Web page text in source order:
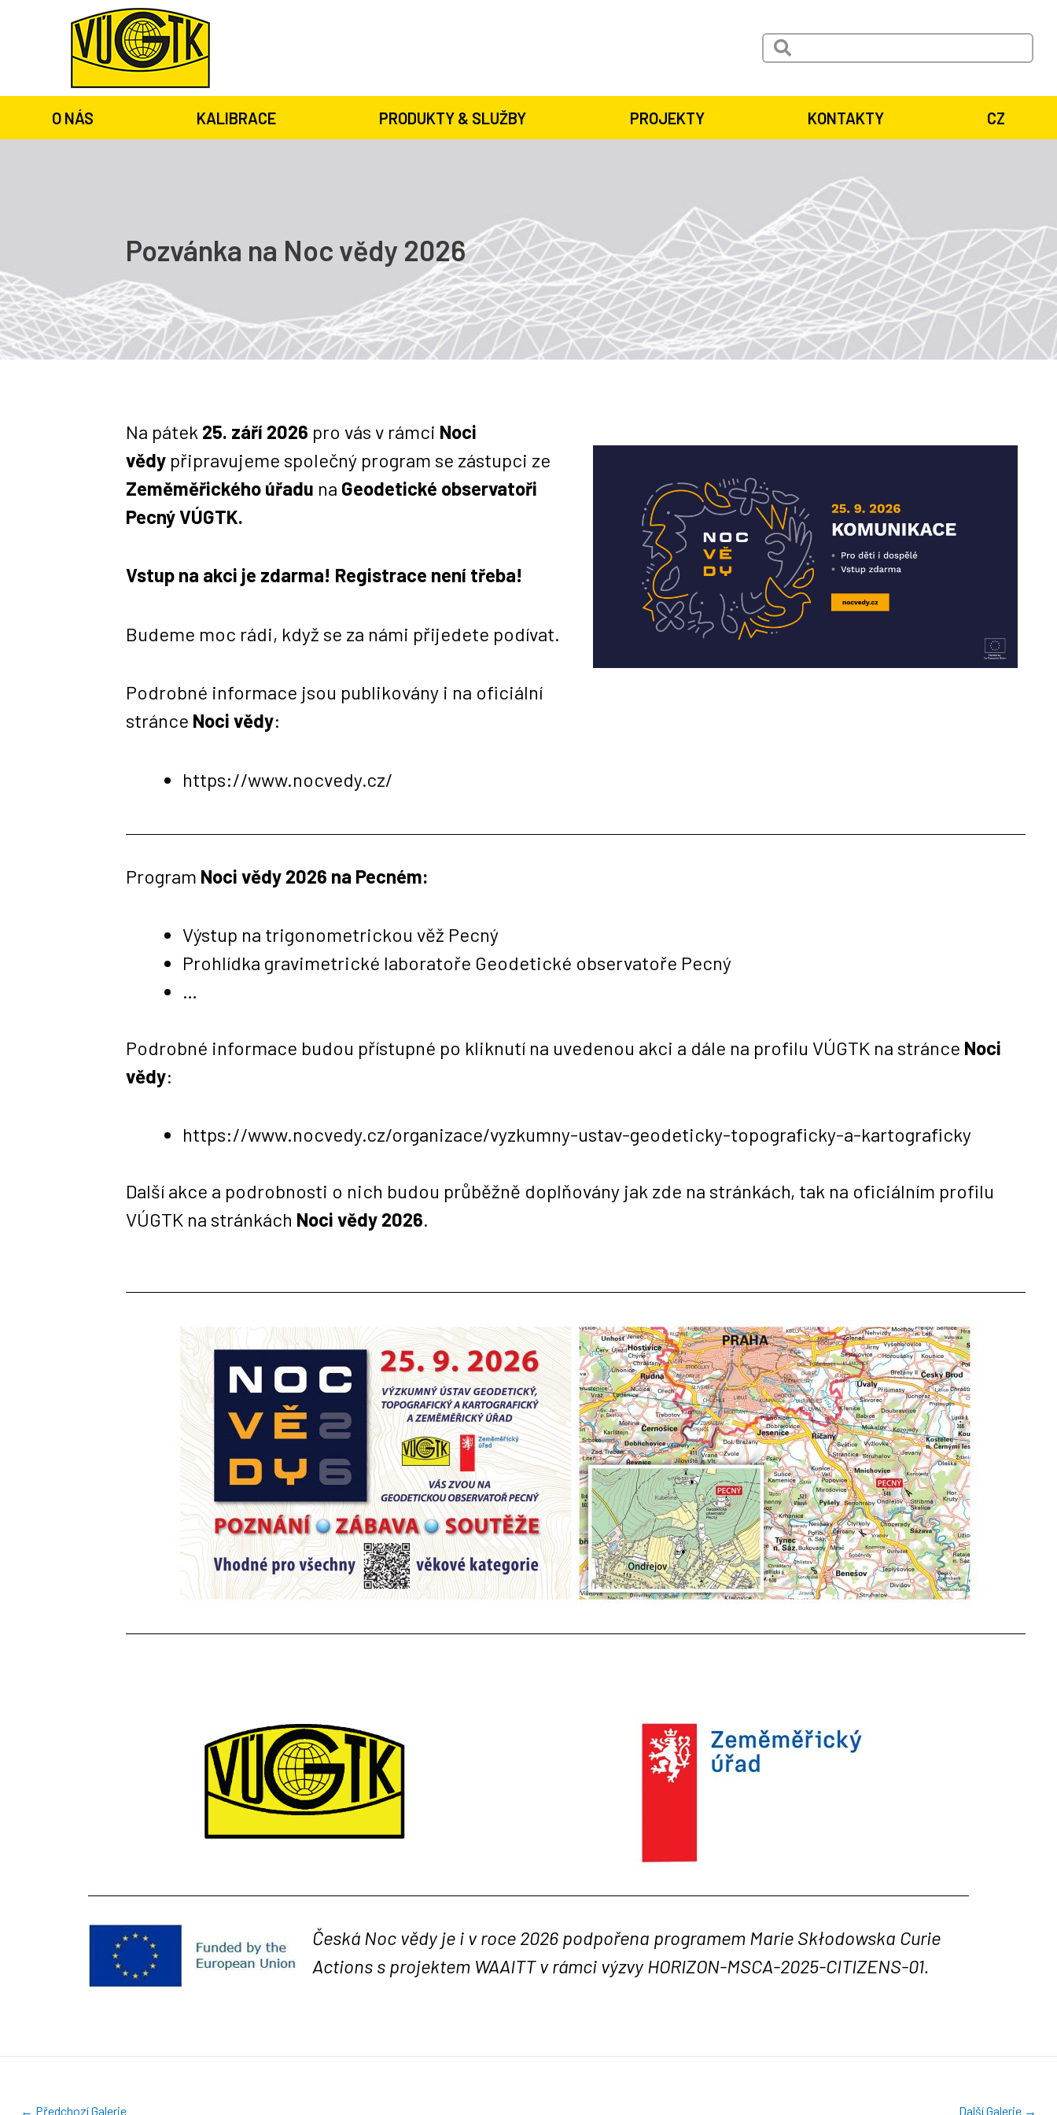
O NÁS KALIBRACE PRODUKTY & SLUŽBY PROJEKTY KONTAKTY CZ
Pozvánka na Noc vědy 2026
Na pátek 25. září 2026 pro vás v rámci Noci
vědy připravujeme společný program se zástupci ze
Zeměměřického úřadu na Geodetické observatoři
Pecný VÚGTK.
Vstup na akci je zdarma! Registrace není třeba!
Budeme moc rádi, když se za námi přijedete podívat.
Podrobné informace jsou publikovány i na oficiální
stránce Noci vědy:
https://www.nocvedy.cz/
Program Noci vědy 2026 na Pecném:
Výstup na trigonometrickou věž Pecný
Prohlídka gravimetrické laboratoře Geodetické observatoře Pecný
…
Podrobné informace budou přístupné po kliknutí na uvedenou akci a dále na profilu VÚGTK na stránce Noci
vědy:
https://www.nocvedy.cz/organizace/vyzkumny-ustav-geodeticky-topograficky-a-kartograficky
Další akce a podrobnosti o nich budou průběžně doplňovány jak zde na stránkách, tak na oficiálním profilu
VÚGTK na stránkách Noci vědy 2026.
Česká Noc vědy je i v roce 2026 podpořena programem Marie Skłodowska Curie
Actions s projektem WAAITT v rámci výzvy HORIZON-MSCA-2025-CITIZENS-01.
← Předchozí Galerie Další Galerie →